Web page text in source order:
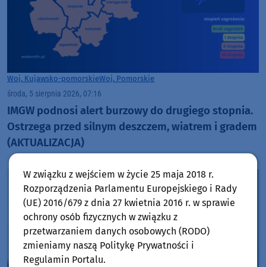
Woj. Kujawsko-pomorskieWoj. Pomorskie
środa, 5 sierpnia 2026, 07:16
IMGW podnosi alert burzowy do drugiego stopnia.
Ostrzega przed silnym deszczem, wiatrem i gradem
(AKTUALIZACJA)
W związku z wejściem w życie 25 maja 2018 r.
Rozporządzenia Parlamentu Europejskiego i Rady
(UE) 2016/679 z dnia 27 kwietnia 2016 r. w sprawie
ochrony osób fizycznych w związku z
przetwarzaniem danych osobowych (RODO)
zmieniamy naszą Politykę Prywatności i
Regulamin Portalu.